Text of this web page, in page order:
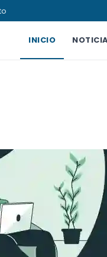
INICIO